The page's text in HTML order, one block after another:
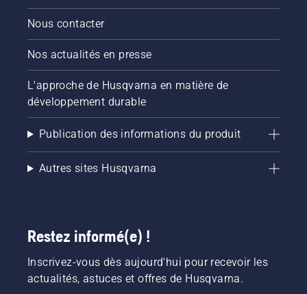
Nous contacter
Nos actualités en presse
L'approche de Husqvarna en matière de
développement durable
Publication des informations du produit
Autres sites Husqvarna
Restez informé(e) !
Inscrivez-vous dès aujourd'hui pour recevoir les
actualités, astuces et offres de Husqvarna.